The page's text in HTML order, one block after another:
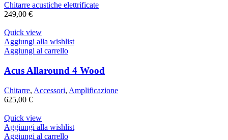
Chitarre acustiche elettrificate
249,00 €
Quick view
Aggiungi alla wishlist
Aggiungi al carrello
Acus Allaround 4 Wood
Chitarre, Accessori, Amplificazione
625,00 €
Quick view
Aggiungi alla wishlist
Aggiungi al carrello